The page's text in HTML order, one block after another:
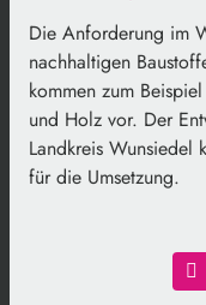
Die Anforderung im
nachhaltigen
kommen zum
und Holz vor. Der
Landkreis Wunsiedel
für die Umsetzung.